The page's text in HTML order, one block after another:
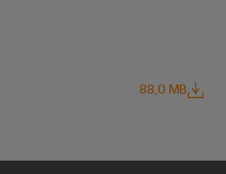
88,0 MB